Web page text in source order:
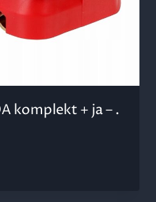
komplekt + ja – .